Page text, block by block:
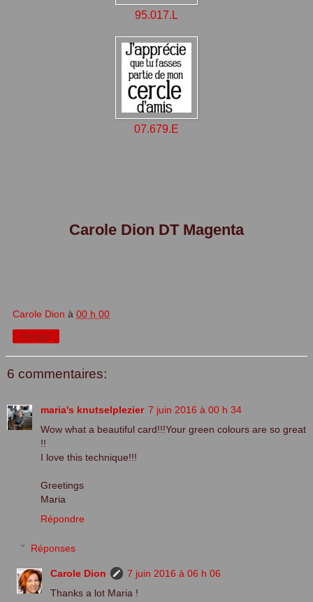
95.017.L
07.679.E
Carole Dion DT Magenta
Carole Dion à 00 h 00
Partager
6 commentaires:
maria's knutselplezier 7 juin 2016 à 00 h 34
Wow what a beautiful card!!!Your green colours are so great
!!
I love this technique!!!
Greetings
Maria
Répondre
Réponses
Carole Dion
7 juin 2016 à 06 h 06
Thanks a lot Maria !